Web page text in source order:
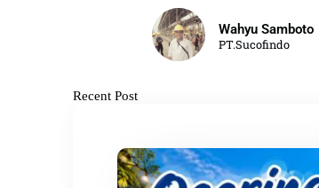
Wahyu Samboto
PT.Sucofindo
Recent Post